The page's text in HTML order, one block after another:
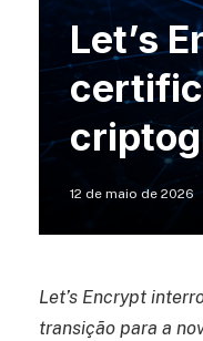
Let’s
12 de maio de 2026
Let’s Encrypt
transição para a